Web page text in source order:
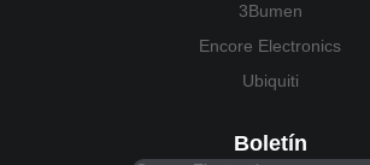
3Bumen
Encore Electronics
Ubiquiti
Boletín